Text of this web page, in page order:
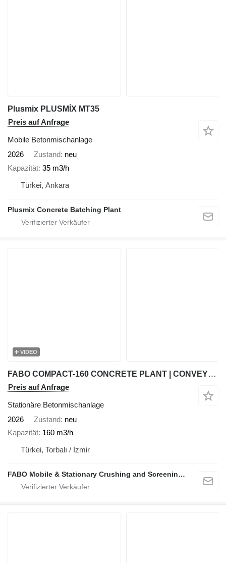
Plusmix PLUSMİX MT35
Preis auf Anfrage
Mobile Betonmischanlage
2026
Zustand neu
Kapazität 35 m3/h
Türkei, Ankara
Plusmix Concrete Batching Plant
VIDEO
FABO COMPACT-160 CONCRETE PLANT | CONVEYOR TYPE
Preis auf Anfrage
Stationäre Betonmischanlage
2026
Zustand neu
Kapazität 160 m3/h
Türkei, Torbalı / İzmir
FABO Mobile & Stationary Crushing and Screening Plants | Concrete Batching Plants Manufacturer